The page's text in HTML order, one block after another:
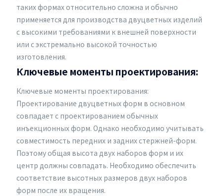
таких формах относительно сложна и обычно
применяется для производства двуцветных изделий
с высокими требованиями к внешней поверхности
или с экстремально высокой точностью
изготовления.
Ключевые моменты проектирования:
Ключевые моменты проектирования:
Проектирование двуцветных форм в основном
совпадает с проектированием обычных
инъекционных форм. Однако необходимо учитывать
совместимость передних и задних стержней-форм.
Поэтому общая высота двух наборов форм и их
центр должны совпадать. Необходимо обеспечить
соответствие высотных размеров двух наборов
форм после их вращения.